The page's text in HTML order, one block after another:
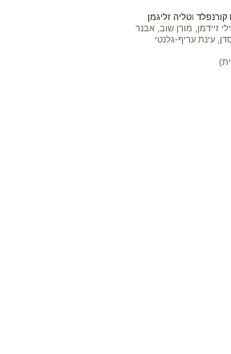
וטליה זליגמן
זיידמן, מורן שוב, אבנר
עינת עריף-גלנטי